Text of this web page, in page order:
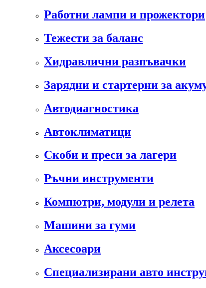
Работни лампи и прожектори
Тежести за баланс
Хидравлични разпъвачки
Зарядни и стартерни за
Автодиагностика
Автоклиматици
Скоби и преси за лагери
Ръчни инструменти
Компютри, модули и релета
Машини за гуми
Аксесоари
Специализирани авто